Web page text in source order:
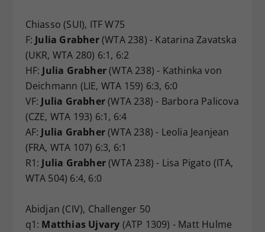
Chiasso (SUI), ITF W75
F: Julia Grabher(WTA 238) - Katarina Zavatska
(UKR, WTA 280) 6:1, 6:2
HF: Julia Grabher(WTA 238) - Kathinka von
Deichmann (LIE, WTA 159) 6:3, 6:0
VF: Julia Grabher(WTA 238) - Barbora Palicova
(CZE, WTA 193) 6:1, 6:4
AF: Julia Grabher(WTA 238) - Leolia Jeanjean
(FRA, WTA 107) 6:3, 6:1
R1: Julia Grabher(WTA 238) - Lisa Pigato (ITA,
WTA 504) 6:4, 6:0
Abidjan (CIV), Challenger 50
q1: Matthias Ujvary (ATP 1309) - Matt Hulme